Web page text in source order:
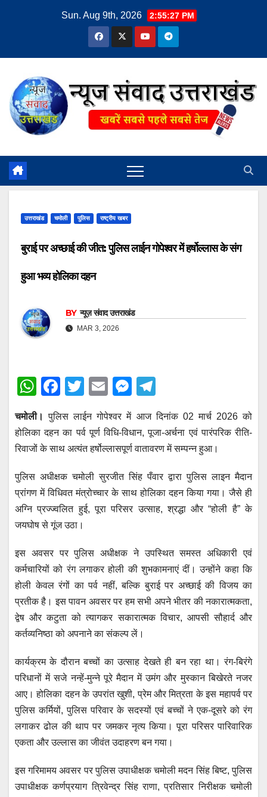
Sun. Aug 9th, 2026 2:55:27 PM
उत्तराखंड चमोली पुलिस राष्ट्रीय खबर
बुराई पर अच्छाई की जीत: पुलिस लाईन गोपेश्वर में हर्षोल्लास के संग
हुआ भव्य होलिका दहन
BY न्यूज़ संवाद उत्तराखंड
MAR 3, 2026
W
at
s
p
p
F
c
e
o
o
k
T
wi
tt
er
E
ail
M
ss
e
g
er
el
e
gr
m
चमोली। पुलिस लाईन गोपेश्वर में आज दिनांक 02 मार्च 2026 को
होलिका दहन का पर्व पूर्ण विधि-विधान, पूजा-अर्चना एवं पारंपरिक रीति-
रिवाजों के साथ अत्यंत हर्षोल्लासपूर्ण वातावरण में सम्पन्न हुआ।
पुलिस अधीक्षक चमोली सुरजीत सिंह पँवार द्वारा पुलिस लाइन मैदान
प्रांगण में विधिवत मंत्रोच्चार के साथ होलिका दहन किया गया। जैसे ही
अग्नि प्रज्ज्वलित हुई, पूरा परिसर उत्साह, श्रद्धा और “होली है” के
जयघोष से गूंज उठा।
इस अवसर पर पुलिस अधीक्षक ने उपस्थित समस्त अधिकारी एवं
कर्मचारियों को रंग लगाकर होली की शुभकामनाएं दीं। उन्होंने कहा कि
होली केवल रंगों का पर्व नहीं, बल्कि बुराई पर अच्छाई की विजय का
प्रतीक है। इस पावन अवसर पर हम सभी अपने भीतर की नकारात्मकता,
द्वेष और कटुता को त्यागकर सकारात्मक विचार, आपसी सौहार्द और
कर्तव्यनिष्ठा को अपनाने का संकल्प लें।
कार्यक्रम के दौरान बच्चों का उत्साह देखते ही बन रहा था। रंग-बिरंगे
परिधानों में सजे नन्हें-मुन्ने पूरे मैदान में उमंग और मुस्कान बिखेरते नजर
आए। होलिका दहन के उपरांत खुशी, प्रेम और मित्रता के इस महापर्व पर
पुलिस कर्मियों, पुलिस परिवार के सदस्यों एवं बच्चों ने एक-दूसरे को रंग
लगाकर ढोल की थाप पर जमकर नृत्य किया। पूरा परिसर पारिवारिक
एकता और उल्लास का जीवंत उदाहरण बन गया।
इस गरिमामय अवसर पर पुलिस उपाधीक्षक चमोली मदन सिंह बिष्ट, पुलिस
उपाधीक्षक कर्णप्रयाग त्रिवेन्द्र सिंह राणा, प्रतिसार निरीक्षक चमोली